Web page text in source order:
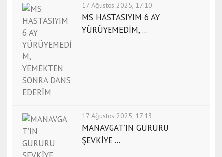
17 Ağustos 2025, 17:10
MS HASTASIYIM 6 AY
YÜRÜYEMEDİM, ...
17 Ağustos 2025, 17:13
MANAVGAT’IN GURURU
ŞEVKİYE ...